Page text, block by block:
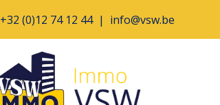
+32 (0)12 74 12 44| info@vsw.be